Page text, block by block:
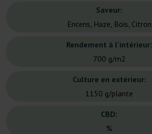
Saveur:
Encens, Haze, Bois, Citron
Rendement à l'intérieur:
700 g/m2
Culture en extérieur:
1150 g/plante
CBD:
%